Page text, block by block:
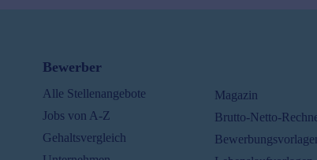
Bewerber
Alle Stellenangebote
Jobs von A-Z
Gehaltsvergleich
Magazin
Brutto-Netto-